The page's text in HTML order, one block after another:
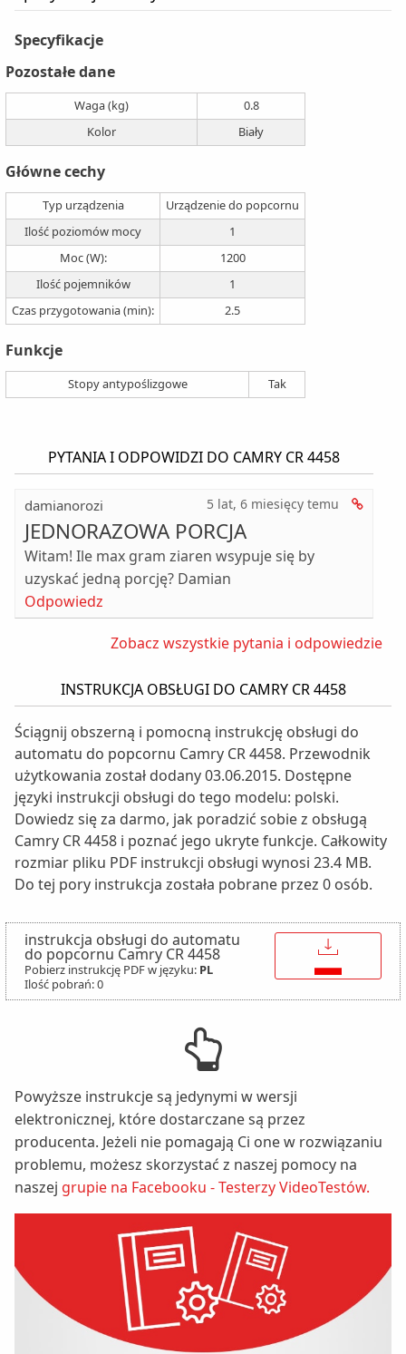
Specyfikacje
Pozostałe dane
Waga (kg)
0.8
Kolor
Biały
Główne cechy
Typ urządzenia
Urządzenie do popcornu
Ilość poziomów mocy
1
Moc (W):
1200
Ilość pojemników
1
Czas przygotowania (min):
2.5
Funkcje
Stopy antypoślizgowe Tak
PYTANIA I ODPOWIDZI DO CAMRY CR 4458
damianorozi 5 lat, 6 miesięcy temu
JEDNORAZOWA PORCJA
Witam! Ile max gram ziaren wsypuje się by
uzyskać jedną porcję? Damian
Odpowiedz
Zobacz wszystkie pytania i odpowiedzie
INSTRUKCJA OBSŁUGI DO CAMRY CR 4458
Ściągnij obszerną i pomocną instrukcję obsługi do
automatu do popcornu Camry CR 4458. Przewodnik
użytkowania został dodany 03.06.2015. Dostępne
języki instrukcji obsługi do tego modelu: polski.
Dowiedz się za darmo, jak poradzić sobie z obsługą
Camry CR 4458 i poznać jego ukryte funkcje. Całkowity
rozmiar pliku PDF instrukcji obsługi wynosi 23.4 MB.
Do tej pory instrukcja została pobrane przez 0 osób.
instrukcja obsługi do automatu
do popcornu Camry CR 4458
Pobierz instrukcję PDF w języku: PL
Ilość pobrań: 0
↓
Powyższe instrukcje są jedynymi w wersji
elektronicznej, które dostarczane są przez
producenta. Jeżeli nie pomagają Ci one w rozwiązaniu
problemu, możesz skorzystać z naszej pomocy na
naszej grupie na Facebooku - Testerzy VideoTestów.